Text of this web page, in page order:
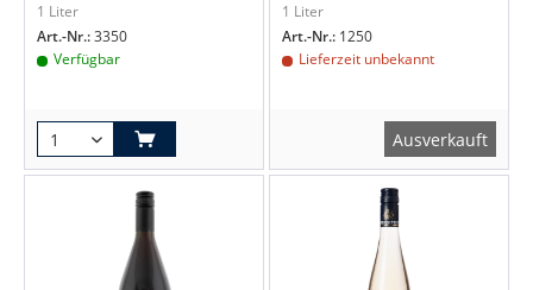
1 Liter
Art.-Nr.:3350
Verfügbar
1 Liter
Art.-Nr.: 1250
Lieferzeit unbekannt
Ausverkauft